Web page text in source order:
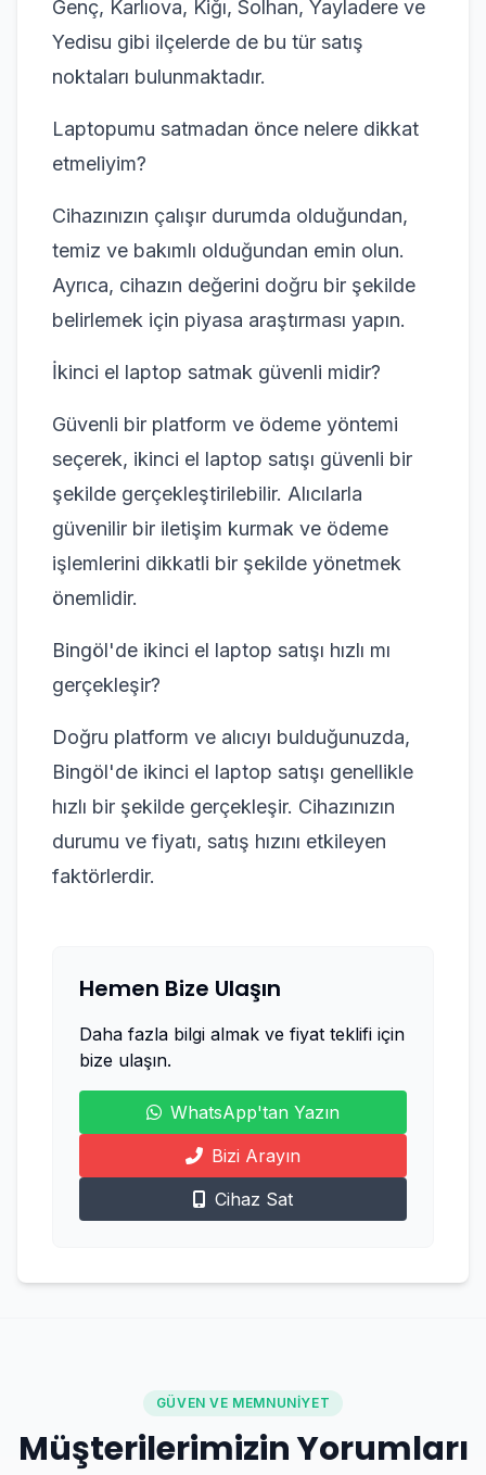
Genç, Karlıova, Kiğı, Solhan, Yayladere ve
Yedisu gibi ilçelerde de bu tür satış
noktaları bulunmaktadır.
Laptopumu satmadan önce nelere dikkat
etmeliyim?
Cihazınızın çalışır durumda olduğundan,
temiz ve bakımlı olduğundan emin olun.
Ayrıca, cihazın değerini doğru bir şekilde
belirlemek için piyasa araştırması yapın.
İkinci el laptop satmak güvenli midir?
Güvenli bir platform ve ödeme yöntemi
seçerek, ikinci el laptop satışı güvenli bir
şekilde gerçekleştirilebilir. Alıcılarla
güvenilir bir iletişim kurmak ve ödeme
işlemlerini dikkatli bir şekilde yönetmek
önemlidir.
Bingöl'de ikinci el laptop satışı hızlı mı
gerçekleşir?
Doğru platform ve alıcıyı bulduğunuzda,
Bingöl'de ikinci el laptop satışı genellikle
hızlı bir şekilde gerçekleşir. Cihazınızın
durumu ve fiyatı, satış hızını etkileyen
faktörlerdir.
Hemen Bize Ulaşın
Daha fazla bilgi almak ve fiyat teklifi için
bize ulaşın.
WhatsApp'tan Yazın
Bizi Arayın
Cihaz Sat
GÜVEN VE MEMNUNIYET
Müşterilerimizin Yorumları